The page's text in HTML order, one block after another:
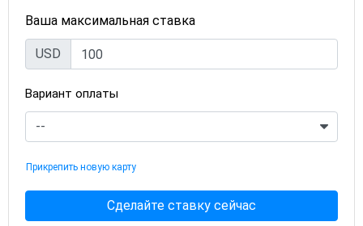
Ваша максимальная ставка
USD
Вариант оплаты
Прикрепить новую карту
Сделайте ставку сейчас